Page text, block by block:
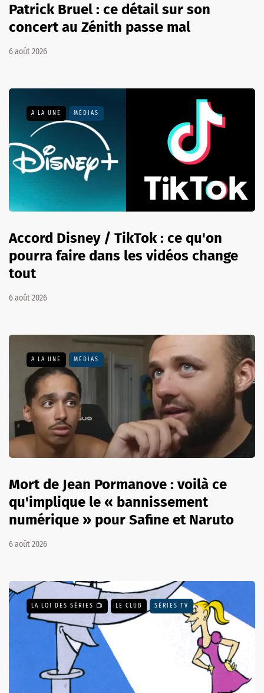
Patrick Bruel : ce détail sur son
concert au Zénith passe mal
6 août 2026
A LA UNE MÉDIAS
Accord Disney / TikTok : ce qu'on
pourra faire dans les vidéos change
tout
6 août 2026
A LA UNE MÉDIAS
Mort de Jean Pormanove : voilà ce
qu'implique le « bannissement
numérique » pour Safine et Naruto
6 août 2026
LA LOI DES SÉRIES 📺 LE CLUB SÉRIES TV